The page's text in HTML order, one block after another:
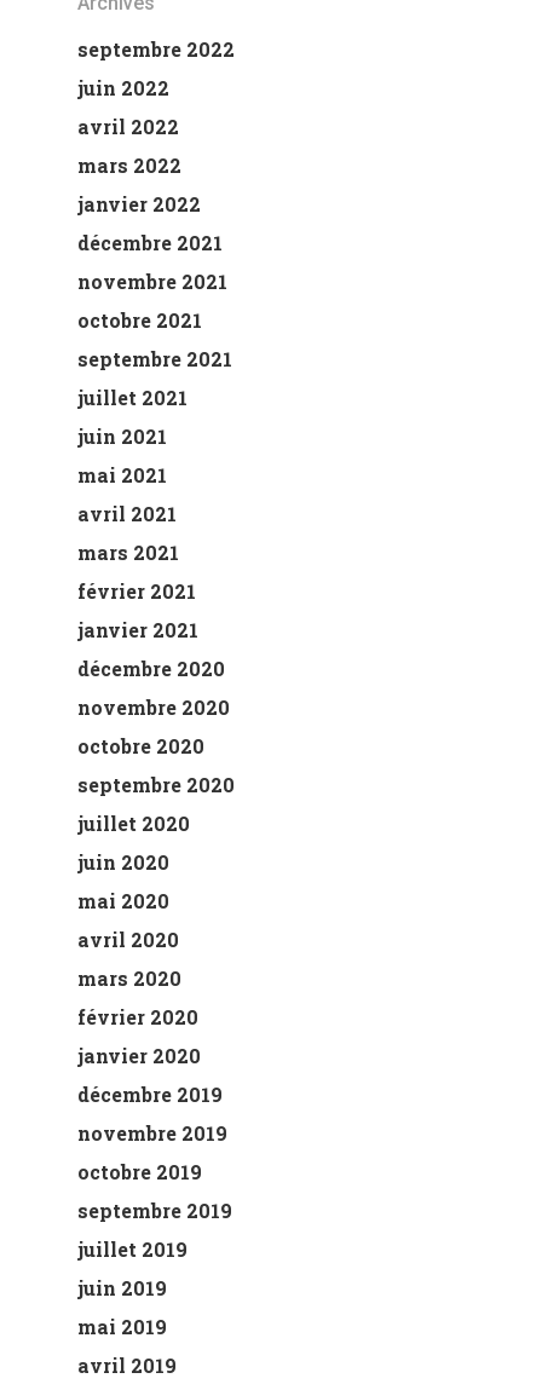
septembre 2022
juin 2022
avril 2022
mars 2022
janvier 2022
décembre 2021
novembre 2021
octobre 2021
septembre 2021
juillet 2021
juin 2021
mai 2021
avril 2021
mars 2021
février 2021
janvier 2021
décembre 2020
novembre 2020
octobre 2020
septembre 2020
juillet 2020
juin 2020
mai 2020
avril 2020
mars 2020
février 2020
janvier 2020
décembre 2019
novembre 2019
octobre 2019
septembre 2019
juillet 2019
juin 2019
mai 2019
avril 2019